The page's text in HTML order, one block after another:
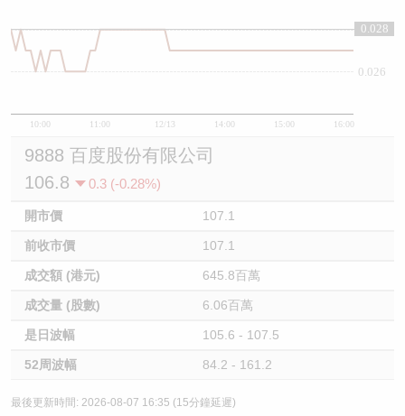
10:00 11:00 12/13 14:00 15:00 16:00
0.026
0.028
0.028
9888 百度股份有限公司
106.8
0.3 (-0.28%)
開市價 107.1
前收市價 107.1
成交額 (港元) 645.8百萬
成交量 (股數) 6.06百萬
是日波幅 105.6 - 107.5
52周波幅 84.2 - 161.2
最後更新時間: 2026-08-07 16:35 (15分鐘延遲)